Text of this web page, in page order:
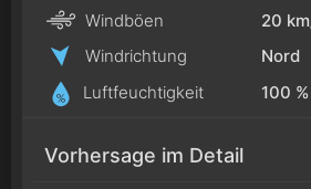
Windböen
20
Windrichtung
Nord
Luftfeuchtigkeit
100 %
Vorhersage im Detail